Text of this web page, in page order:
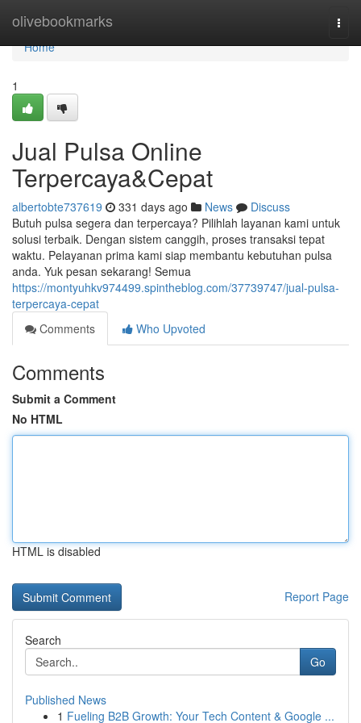
olivebookmarks
Home
Home
1
Jual Pulsa Online
Terpercaya&Cepat
albertobte737619 331 days ago News
Discuss
Butuh pulsa segera dan terpercaya? Pilihlah layanan kami untuk
solusi terbaik. Dengan sistem canggih, proses transaksi tepat
waktu. Pelayanan prima kami siap membantu kebutuhan pulsa
anda. Yuk pesan sekarang! Semua
https://montyuhkv974499.spintheblog.com/37739747/jual-pulsa-
terpercaya-cepat
Comments
Who Upvoted
Comments
Submit a Comment
No HTML
HTML is disabled
Report Page
Search
Go
Published News
1 Fueling B2B Growth: Your Tech Content & Google ...